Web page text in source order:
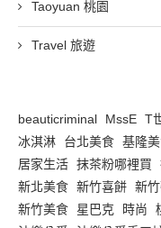
Taoyuan 桃園
Travel 旅遊
beauticriminal MssE T
冰淇淋
台北美食 基隆
居家生活 抹茶粉哪裡買
新北美食 新竹喜餅 新
新竹美食
星巴克 時尚